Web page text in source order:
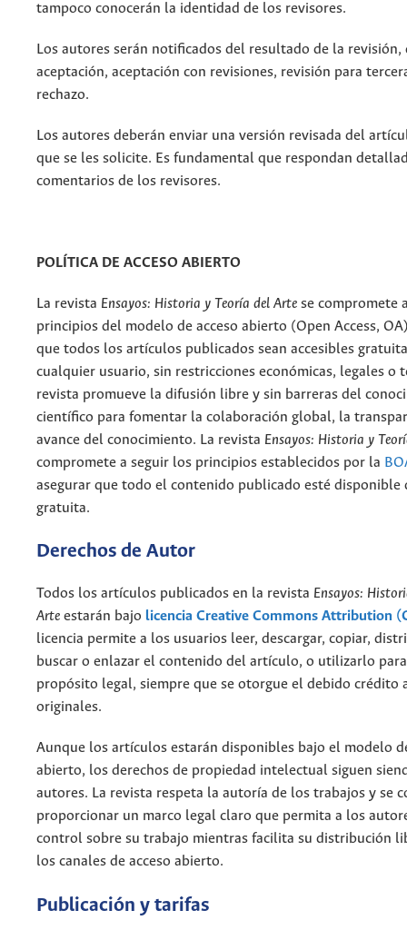
tampoco conocerán la identidad de los revisores.
Los autores serán notificados del resultado de la revisión,
aceptación, aceptación con revisiones, revisión para
rechazo.
Los autores deberán enviar una versión revisada del
que se les solicite. Es fundamental que respondan
comentarios de los revisores.
POLÍTICA DE ACCESO ABIERTO
La revista Ensayos: Historia y Teoría del Arte se compromete
principios del modelo de acceso abierto (Open Access,
que todos los artículos publicados sean accesibles
cualquier usuario, sin restricciones económicas, legales o
revista promueve la difusión libre y sin barreras del
científico para fomentar la colaboración global, la
avance del conocimiento. La revista Ensayos: Historia y
compromete a seguir los principios establecidos por la
asegurar que todo el contenido publicado esté disponible
gratuita.
Derechos de Autor
Todos los artículos publicados en la revista Ensayos:
Arte estarán bajo licencia Creative Commons Attribution
licencia permite a los usuarios leer, descargar, copiar,
buscar o enlazar el contenido del artículo, o utilizarlo
propósito legal, siempre que se otorgue el debido crédito
originales.
Aunque los artículos estarán disponibles bajo el modelo
abierto, los derechos de propiedad intelectual siguen
autores. La revista respeta la autoría de los trabajos y se
proporcionar un marco legal claro que permita a los
control sobre su trabajo mientras facilita su distribución
los canales de acceso abierto.
Publicación y tarifas